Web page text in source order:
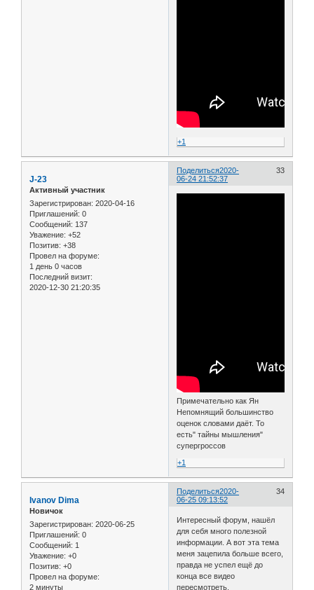
+1
Поделиться 33
2020-
06-24 21:52:37
J-23
Активный участник
Зарегистрирован: 2020-04-16
Приглашений: 0
Сообщений: 137
Уважение: +52
Позитив: +38
Провел на форуме:
1 день 0 часов
Последний визит:
2020-12-30 21:20:35
Примечательно как Ян
Непомнящий большинство
оценок словами даёт. То
есть" тайны мышления"
супергроссов
+1
Поделиться 34
2020-
06-25 09:13:52
Ivanov Dima
Новичок
Зарегистрирован: 2020-06-25
Приглашений: 0
Сообщений: 1
Уважение: +0
Позитив: +0
Провел на форуме:
2 минуты
Интересный форум, нашёл
для себя много полезной
информации. А вот эта тема
меня зацепила больше всего,
правда не успел ещё до
конца все видео
пересмотреть.